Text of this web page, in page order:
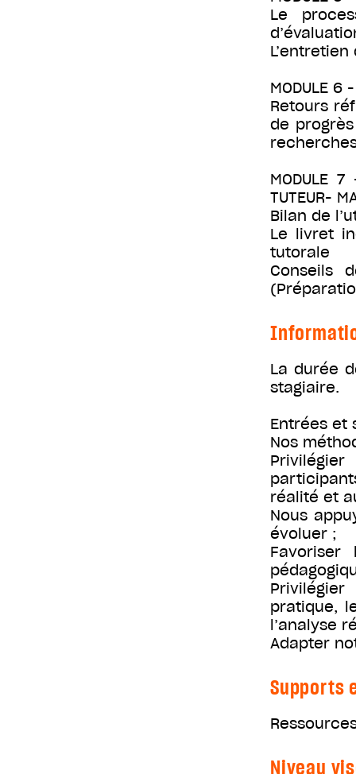
Le
MODULE 6
Retours
de
MODULE 7
TUTEUR-
Bilan de
Le livret
tutorale
Conseils
La durée
stagiaire.
Entrées et
Nos
réalité et
Nous
évoluer ;
pratique,
l’analyse
Adapter
Supports
Niveau